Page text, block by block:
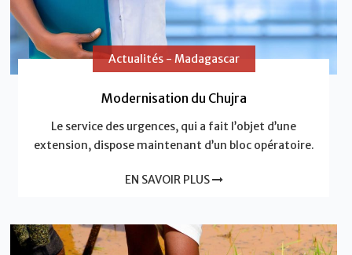
Actualités - Madagascar
Modernisation du Chujra
Le service des urgences, qui a fait l’objet d’une
extension, dispose maintenant d’un bloc opératoire.
EN SAVOIR PLUS